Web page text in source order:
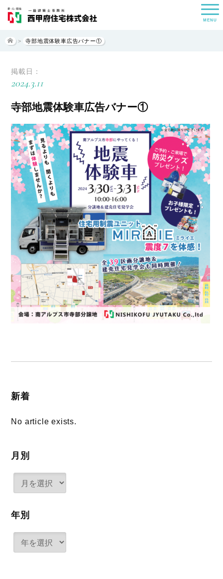
MENU
> 寺部地震体験車広告バナー①
掲載日：
2024.3.11
寺部地震体験車広告バナー①
新着
No article exists.
月別
年別